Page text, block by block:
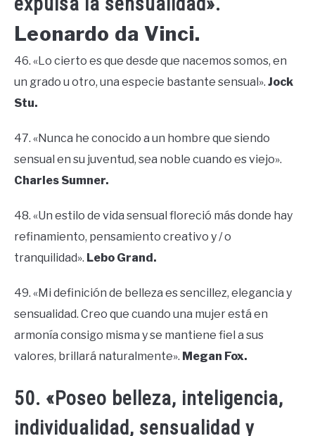
Leonardo da Vinci.
46. «Lo cierto es que desde que nacemos somos, en
un grado u otro, una especie bastante sensual». Jock
Stu.
47. «Nunca he conocido a un hombre que siendo
sensual en su juventud, sea noble cuando es viejo».
Charles Sumner.
48. «Un estilo de vida sensual floreció más donde hay
refinamiento, pensamiento creativo y / o
tranquilidad». Lebo Grand.
49. «Mi definición de belleza es sencillez, elegancia y
sensualidad. Creo que cuando una mujer está en
armonía consigo misma y se mantiene fiel a sus
valores, brillará naturalmente». Megan Fox.
50. «Poseo belleza, inteligencia,
individualidad, sensualidad y